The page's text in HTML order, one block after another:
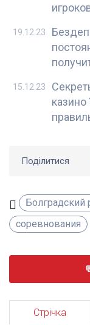
19.12.23
казино
15.12.23
Поділитися
Болградский
соревнования
Стрічка